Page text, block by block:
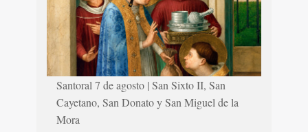
Santoral 7 de agosto | San Sixto II, San
Cayetano, San Donato y San Miguel de la
Mora